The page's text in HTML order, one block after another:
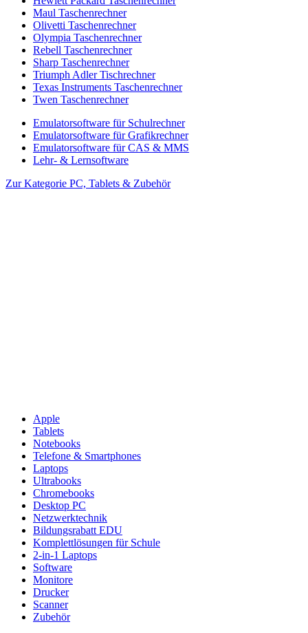
Maul Taschenrechner
Olivetti Taschenrechner
Olympia Taschenrechner
Rebell Taschenrechner
Sharp Taschenrechner
Triumph Adler Tischrechner
Texas Instruments Taschenrechner
Twen Taschenrechner
Emulatorsoftware für Schulrechner
Emulatorsoftware für Grafikrechner
Emulatorsoftware für CAS & MMS
Lehr- & Lernsoftware
Zur Kategorie PC, Tablets & Zubehör
Apple
Tablets
Notebooks
Telefone & Smartphones
Laptops
Ultrabooks
Chromebooks
Desktop PC
Netzwerktechnik
Bildungsrabatt EDU
Komplettlösungen für Schule
2-in-1 Laptops
Software
Monitore
Drucker
Scanner
Zubehör